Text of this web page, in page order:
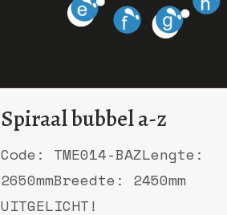
Spiraal bubbel a-z
Code: TME014-BAZLengte:
2650mmBreedte: 2450mm
UITGELICHT!